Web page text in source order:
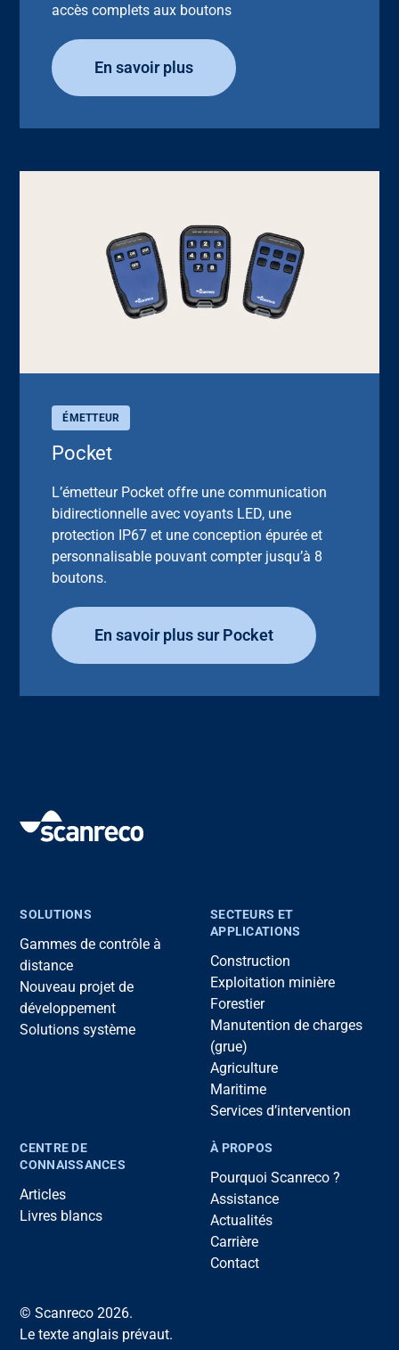
accès complets aux boutons
En savoir plus
ÉMETTEUR
Pocket
L’émetteur Pocket offre une communication
bidirectionnelle avec voyants LED, une
protection IP67 et une conception épurée et
personnalisable pouvant compter jusqu’à 8
boutons.
En savoir plus sur Pocket
SOLUTIONS
Gammes de contrôle à
distance
Nouveau projet de
développement
Solutions système
SECTEURS ET
APPLICATIONS
Construction
Exploitation minière
Forestier
Manutention de charges
(grue)
Agriculture
Maritime
Services d’intervention
CENTRE DE
CONNAISSANCES
Articles
Livres blancs
À PROPOS
Pourquoi Scanreco ?
Assistance
Actualités
Carrière
Contact
© Scanreco 2026.
Le texte anglais prévaut.